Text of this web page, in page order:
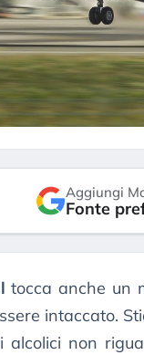
Aggiungi
Fonte
tocca anche un
intaccato.
alcolici non